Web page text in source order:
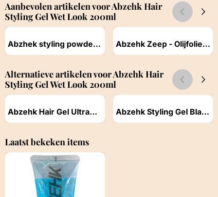
Aanbevolen artikelen voorAbzehk Hair
Styling Gel Wet Look 200ml
Abzhek styling powder
hair dust 20gr
Prijs niet zichtbaar
Abzehk Zeep - Olijfolie -
150gr
Prijs niet zichtbaar
Alternatieve artikelen voorAbzehk Hair
Styling Gel Wet Look 200ml
Abzehk Hair Gel Ultra
Hold - 300 ml
Prijs niet zichtbaar
Abzehk Styling Gel Black
Ultra Hard Touch - Blue -
Prijs niet zichtbaar
Laatst bekeken items